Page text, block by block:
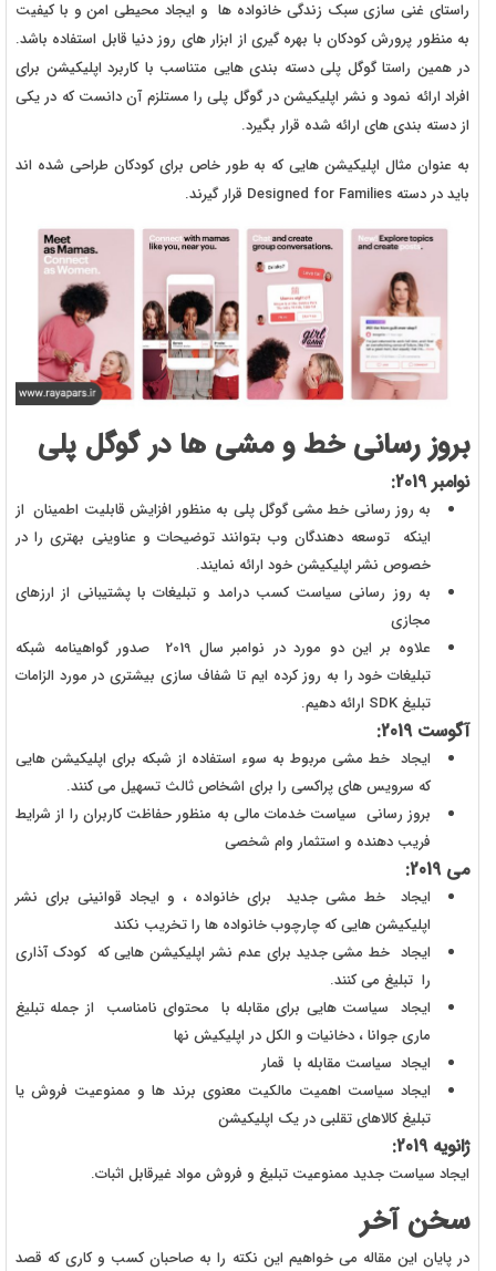
راستای غنی سازی سبک زندگی خانواده ها و ایجاد محیطی امن و با کیفیت
به منظور پرورش کودکان با بهره گیری از ابزار های روز دنیا قابل استفاده باشد.
در همین راستا گوگل پلی دسته بندی هایی متناسب با کاربرد اپلیکیشن برای
افراد ارائه نمود و نشر اپلیکیشن در گوگل پلی را مستلزم آن دانست که در یکی
از دسته بندی های ارائه شده قرار بگیرد.
به عنوان مثال اپلیکیشن هایی که به طور خاص برای کودکان طراحی شده اند
باید در دسته Designed for Families قرار گیرند.
بروز رسانی خط و مشی ها در گوگل پلی
نوامبر 2019:
به روز رسانی خط مشی گوگل پلی به منظور افزایش قابلیت اطمینان از
اینکه توسعه دهندگان وب بتوانند توضیحات و عناوینی بهتری را در
خصوص نشر اپلیکیشن خود ارائه نمایند.
به روز رسانی سیاست کسب درامد و تبلیغات با پشتیبانی از ارزهای
مجازی
علاوه بر این دو مورد در نوامبر سال 2019 صدور گواهینامه شبکه
تبلیغات خود را به روز کرده ایم تا شفاف سازی بیشتری در مورد الزامات
تبلیغ SDK ارائه دهیم.
آگوست 2019:
ایجاد خط مشی مربوط به سوء استفاده از شبکه برای اپلیکیشن هایی
که سرویس های پراکسی را برای اشخاص ثالث تسهیل می کنند.
بروز رسانی سیاست خدمات مالی به منظور حفاظت کاربران را از شرایط
فریب دهنده و استثمار وام شخصی
می 2019:
ایجاد خط مشی جدید برای خانواده ، و ایجاد قوانینی برای نشر
اپلیکیشن هایی که چارچوب خانواده ها را تخریب نکند
ایجاد خط مشی جدید برای عدم نشر اپلیکیشن هایی که کودک آذاری
را تبلیغ می کنند.
ایجاد سیاست هایی برای مقابله با محتوای نامناسب از جمله تبلیغ
ماری جوانا ، دخانیات و الکل در اپلیکیش نها
ایجاد سیاست مقابله با قمار
ایجاد سیاست اهمیت مالکیت معنوی برند ها و ممنوعیت فروش یا
تبلیغ کالاهای تقلبی در یک اپلیکیشن
ژانویه 2019:
ایجاد سیاست جدید ممنوعیت تبلیغ و فروش مواد غیرقابل اثبات.
سخن آخر
در پایان این مقاله می خواهیم این نکته را به صاحبان کسب و کاری که قصد